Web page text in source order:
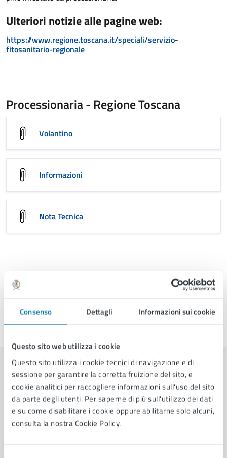
Consenso Dettagli Informazioni sui cookie
Questo sito web utilizza i cookie
Questo sito utilizza i cookie tecnici di navigazione e di
sessione per garantire la corretta fruizione del sito, e
cookie analitici per raccogliere informazioni sull'uso del sito
da parte degli utenti. Per saperne di più sull'utilizzo dei dati
e su come disabilitare i cookie oppure abilitarne solo alcuni,
consulta la nostra Cookie Policy.
Ulteriori notizie alle pagine web:
https://www.regione.toscana.it/speciali/servizio-
fitosanitario-regionale
Processionaria - Regione Toscana
Volantino
Informazioni
Nota Tecnica
Ultimo aggiornamento:
Contenuti correlati
Servizi